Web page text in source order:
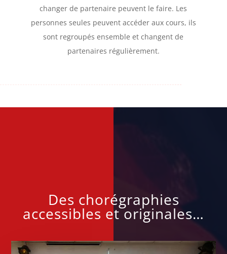
changer de partenaire peuvent le faire. Les
personnes seules peuvent accéder aux cours, ils
sont regroupés ensemble et changent de
partenaires régulièrement.
Des chorégraphies
accessibles et originales…